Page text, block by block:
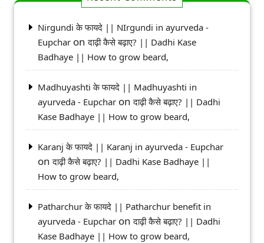
Nirgundi के फायदे || NIrgundi in ayurveda -
Eupchar onदाढ़ी कैसे बढ़ाए? || Dadhi Kase
Badhaye || How to grow beard,
Madhuyashti के फायदे || Madhuyashti in
ayurveda - Eupchar onदाढ़ी कैसे बढ़ाए? || Dadhi
Kase Badhaye || How to grow beard,
Karanj के फायदे || Karanj in ayurveda - Eupchar
onदाढ़ी कैसे बढ़ाए? || Dadhi Kase Badhaye ||
How to grow beard,
Patharchur के फायदे || Patharchur benefit in
ayurveda - Eupchar onदाढ़ी कैसे बढ़ाए? || Dadhi
Kase Badhaye || How to grow beard,